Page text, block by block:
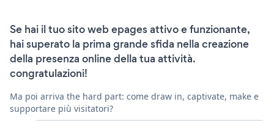
Se hai il tuo sito web epages attivo e funzionante,
hai superato la prima grande sfida nella creazione
della presenza online della tua attività.
congratulazioni!
Ma poi arriva the hard part: come draw in, captivate, make e
supportare più visitatori?